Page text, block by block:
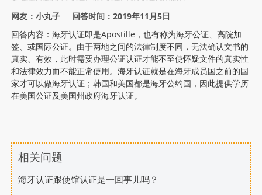
认
证
网友：小丸子 回答时间：2019年11月5日
回答内容：海牙认证即是Apostille，也有称为海牙公证、高院加
签、或国际公证。由于两地之间的法律制度不同，无法确认文书的
真实、有效，此时需要办理公证认证才能不至使怀疑文件的真实性
和法律效力而不能正常使用。海牙认证就是在海牙成员国之前的国
家才可以做海牙认证；韩国和美国都是海牙公约国，因此提供学历
在美国公证及美国州政府海牙认证。
相关问题
海牙认证跟使馆认证是一回事儿吗？